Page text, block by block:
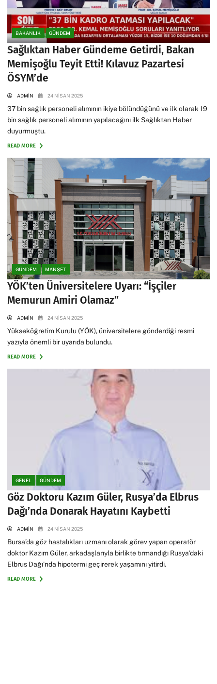
BAKANLIK GÜNDEM
Sağlıktan Haber Gündeme Getirdi, Bakan
Memişoğlu Teyit Etti! Kılavuz Pazartesi
ÖSYM’de
ADMIN 24 NISAN 2025
37 bin sağlık personeli alımının ikiye bölündüğünü ve ilk olarak 19
bin sağlık personeli alımının yapılacağını ilk Sağlıktan Haber
duyurmuştu.
READ MORE
GÜNDEM MANŞET
YÖK’ten Üniversitelere Uyarı: “İşçiler
Memurun Amiri Olamaz”
ADMIN 24 NISAN 2025
Yükseköğretim Kurulu (YÖK), üniversitelere gönderdiği resmi
yazıyla önemli bir uyarıda bulundu.
READ MORE
GENEL GÜNDEM
Göz Doktoru Kazım Güler, Rusya’da Elbrus
Dağı’nda Donarak Hayatını Kaybetti
ADMIN 24 NISAN 2025
Bursa’da göz hastalıkları uzmanı olarak görev yapan operatör
doktor Kazım Güler, arkadaşlarıyla birlikte tırmandığı Rusya’daki
Elbrus Dağı’nda hipotermi geçirerek yaşamını yitirdi.
READ MORE